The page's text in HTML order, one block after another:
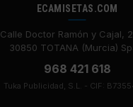
ECAMISETAS.COM
Calle Doctor Ramón y Cajal,
30850 TOTANA (Murcia)
968 421 618
Tuka Publicidad, S.L. - CIF: